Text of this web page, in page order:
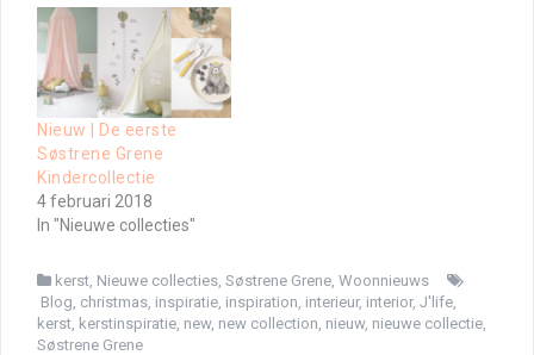
Nieuw | De eerste
Søstrene Grene
Kindercollectie
4 februari 2018
In "Nieuwe collecties"
kerst, Nieuwe collecties, Søstrene Grene, Woonnieuws
Blog, christmas, inspiratie, inspiration, interieur, interior, J'life,
kerst, kerstinspiratie, new, new collection, nieuw, nieuwe collectie,
Søstrene Grene